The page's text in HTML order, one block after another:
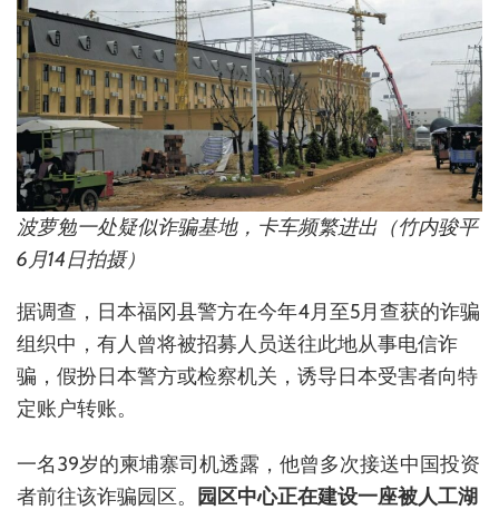
波萝勉一处疑似诈骗基地，卡车频繁进出（竹内骏平
6月14日拍摄）
据调查，日本福冈县警方在今年4月至5月查获的诈骗
组织中，有人曾将被招募人员送往此地从事电信诈
骗，假扮日本警方或检察机关，诱导日本受害者向特
定账户转账。
一名39岁的柬埔寨司机透露，他曾多次接送中国投资
者前往该诈骗园区。
园区中心正在建设一座被人工湖